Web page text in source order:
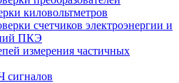
киловольтметров
счетчиков электроэнергии и
ПКЭ
измерения частичных
сигналов